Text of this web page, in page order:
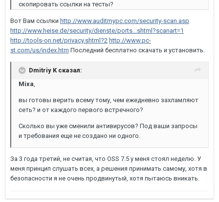
скопировать ссылки на тесты?
Вот Вам ссылки http://www.auditmypc.com/security-scan.asp
http://www.heise.de/security/dienste/ports...shtml?scanart=1
http://tools-on.net/privacy.shtml?2 http://www.pc-
st.com/us/index.htm Последний бесплатно скачать и установить.
Dmitriy K сказал:
Mixa,
вы готовы верить всему тому, чем ежедневно захламляют
сеть? и от каждого первого встречного?
Сколько вы уже сменили антивирусов? Под ваши запросы
и требования еще не создано ни одного.
За 3 года третий, не считая, что OSS 7.5 у меня стоял неделю. У
меня принцип слушать всех, а решения принимать самому, хотя в
безопасности я не очень продвинутый, хотя пытаюсь вникать.